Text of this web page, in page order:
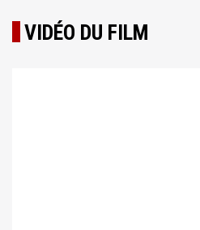
VIDÉO DU FILM